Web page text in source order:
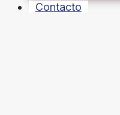
Contacto